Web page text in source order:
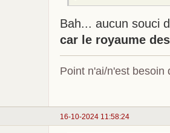
Bah... aucun souci
car le royaume
Point n'ai/n'est besoin
16-10-2024 11:58:24